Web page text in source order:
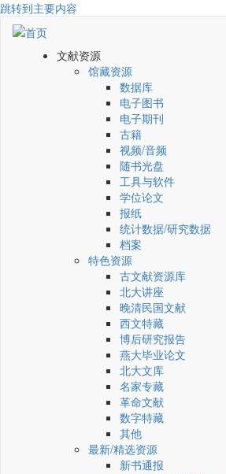
跳转到主要内容
文献资源
馆藏资源
数据库
电子图书
电子期刊
古籍
视频/音频
随书光盘
工具与软件
学位论文
报纸
统计数据/研究数据
档案
特色资源
古文献资源库
北大讲座
晚清民国文献
西文特藏
博后研究报告
燕大毕业论文
北大文库
名家专藏
革命文献
数字特藏
其他
最新/精选资源
新书通报